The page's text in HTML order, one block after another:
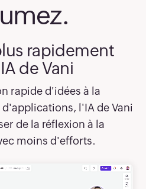
rapidement
de Vani
rapide d'idées à la
l'IA de Vani
de la réflexion à la
moins d'efforts.